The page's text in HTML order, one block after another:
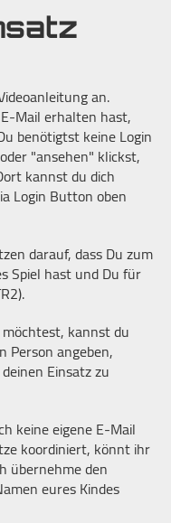
an.
Mail erhalten hast,
benötigtst keine Login
"ansehen" klickst,
kannst du dich
Login Button oben
darauf, dass Du zum
Spiel hast und Du für
kannst du
Person angeben,
Einsatz zu
keine eigene E-Mail
koordiniert, könnt ihr
übernehme den
eures Kindes